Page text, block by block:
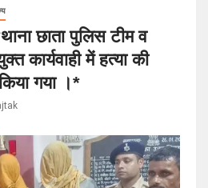
छाता पुलिस टीम व
कार्यवाही में हत्या की
गया ।*